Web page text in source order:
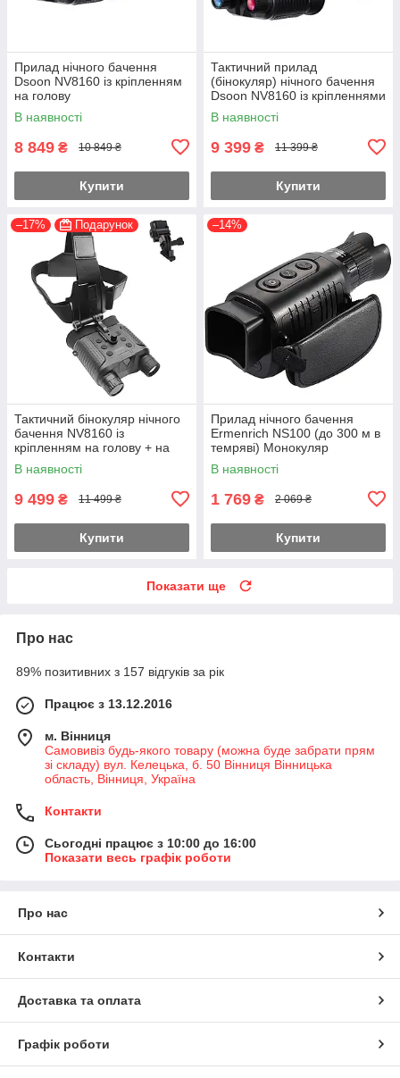
Прилад нічного бачення
Dsoon NV8160 із кріпленням
на голову
В наявності
8 849 ₴ 10 849 ₴
Купити
Тактичний прилад
(бінокуляр) нічного бачення
Dsoon NV8160 із кріпленнями
на голову + на шолом L4G24
В наявності
9 399 ₴ 11 399 ₴
Купити
–17% Подарунок
Тактичний бінокуляр нічного
бачення NV8160 із
кріпленням на голову + на
шолом (Чорний)
В наявності
9 499 ₴ 11 499 ₴
Купити
–14%
Прилад нічного бачення
Ermenrich NS100 (до 300 м в
темряві) Монокуляр
В наявності
1 769 ₴ 2 069 ₴
Купити
Показати ще
Про нас
89% позитивних з 157 відгуків за рік
Працює з 13.12.2016
м. Вінниця
Самовивіз будь-якого товару (можна буде забрати прям
зі складу) вул. Келецька, б. 50 Вінниця Вінницька
область, Вінниця, Україна
Контакти
Сьогодні працює з 10:00 до 16:00
Показати весь графік роботи
Про нас
Контакти
Доставка та оплата
Графік роботи